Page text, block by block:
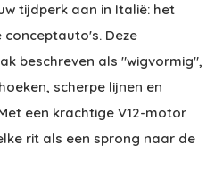
tijdperk aan in Italië: het
Deze
beschreven als "wigvormig",
scherpe lijnen en
een krachtige V12-motor
rit als een sprong naar de